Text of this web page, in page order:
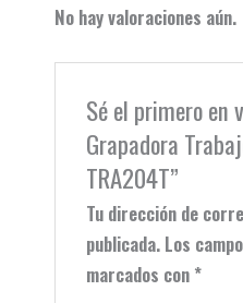
No hay valoraciones aún.
Sé el primero en
Grapadora
TRA204T”
Tu dirección de
publicada. Los
marcados con *